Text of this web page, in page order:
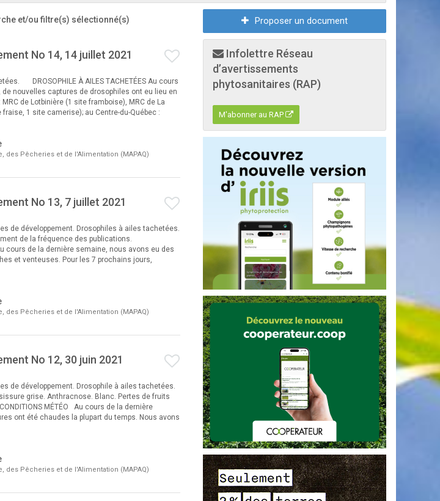
et/ou filtre(s) sélectionné(s)
No 14, 14 juillet 2021
DROSOPHILE À AILES TACHETÉES Au cours
nouvelles captures de drosophiles ont eu lieu en
de Lotbinière (1 site framboise), MRC de La
fraise, 1 site camerise); au Centre-du-Québec :
des Pêcheries et de l'Alimentation (MAPAQ)
No 13, 7 juillet 2021
de développement. Drosophiles à ailes tachetées.
de la fréquence des publications.
cours de la dernière semaine, nous avons eu des
et venteuses. Pour les 7 prochains jours,
des Pêcheries et de l'Alimentation (MAPAQ)
No 12, 30 juin 2021
de développement. Drosophile à ailes tachetées.
grise. Anthracnose. Blanc. Pertes de fruits
MÉTÉO Au cours de la dernière
ont été chaudes la plupart du temps. Nous avons
des Pêcheries et de l'Alimentation (MAPAQ)
Proposer un document
Infolettre Réseau
d’avertissements
phytosanitaires (RAP)
M'abonner au RAP